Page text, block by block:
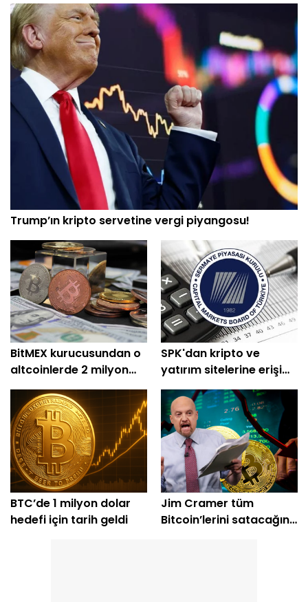
Trump’ın kripto servetine vergi piyangosu!
BitMEX kurucusundan o
altcoinlerde 2 milyon
dolarlık alım
SPK'dan kripto ve
yatırım sitelerine erişim
engeli
BTC’de 1 milyon dolar
hedefi için tarih geldi
Jim Cramer tüm
Bitcoin’lerini satacağını